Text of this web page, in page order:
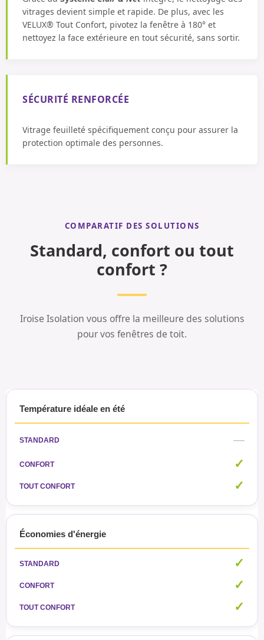
vitrages devient simple et rapide. De plus, avec les
VELUX® Tout Confort, pivotez la fenêtre à 180° et
nettoyez la face extérieure en tout sécurité, sans sortir.
SÉCURITÉ RENFORCÉE
Vitrage feuilleté spécifiquement conçu pour assurer la
protection optimale des personnes.
COMPARATIF DES SOLUTIONS
Standard, confort ou tout
confort ?
Iroise Isolation vous offre la meilleure des solutions
pour vos fenêtres de toit.
Température idéale en été
—
✓
✓
Économies d'énergie
✓
✓
✓